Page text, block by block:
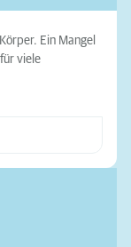
Ein Mangel
viele